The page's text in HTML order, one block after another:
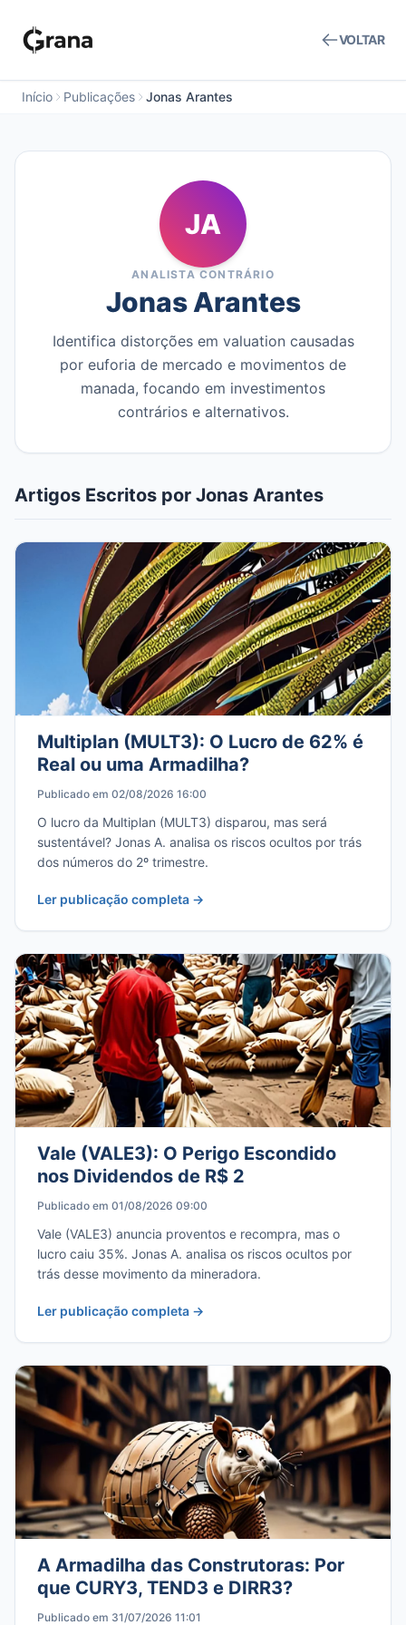
VOLTAR
Início Publicações Jonas Arantes
JA
ANALISTA CONTRÁRIO
Jonas Arantes
Identifica distorções em valuation causadas
por euforia de mercado e movimentos de
manada, focando em investimentos
contrários e alternativos.
Artigos Escritos por Jonas Arantes
Multiplan (MULT3): O Lucro de 62% é
Real ou uma Armadilha?
Publicado em 02/08/2026 16:00
O lucro da Multiplan (MULT3) disparou, mas será
sustentável? Jonas A. analisa os riscos ocultos por trás
dos números do 2º trimestre.
Ler publicação completa →
Vale (VALE3): O Perigo Escondido
nos Dividendos de R$ 2
Publicado em 01/08/2026 09:00
Vale (VALE3) anuncia proventos e recompra, mas o
lucro caiu 35%. Jonas A. analisa os riscos ocultos por
trás desse movimento da mineradora.
Ler publicação completa →
A Armadilha das Construtoras: Por
que CURY3, TEND3 e DIRR3?
Publicado em 31/07/2026 11:01